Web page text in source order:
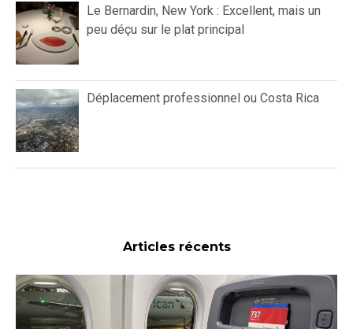
Le Bernardin, New York : Excellent, mais un
peu déçu sur le plat principal
Déplacement professionnel ou Costa Rica
Articles récents